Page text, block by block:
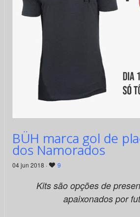
BÜH marca gol de
dos Namorados
04 jun 2018 · 9
Kits são opções de
apaixonados por